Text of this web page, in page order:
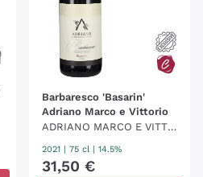
Barbaresco 'Basarin'
Adriano Marco e Vittorio
ADRIANO MARCO E VITTO
RIO
2021 75 cl | 14.5%
31,50 €